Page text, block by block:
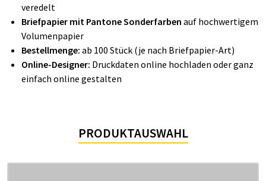
veredelt
Briefpapier mit Pantone Sonderfarben auf hochwertigem
Volumenpapier
Bestellmenge: ab 100 Stück (je nach Briefpapier-Art)
Online-Designer: Druckdaten online hochladen oder ganz
einfach online gestalten
PRODUKTAUSWAHL